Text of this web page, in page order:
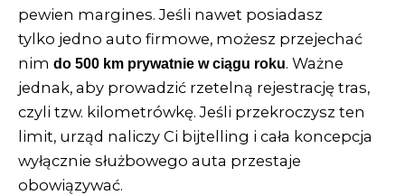
pewien margines. Jeśli nawet posiadasz
tylko jedno auto firmowe, możesz przejechać
nim do 500 km prywatnie w ciągu roku. Ważne
jednak, aby prowadzić rzetelną rejestrację tras,
czyli tzw. kilometrówkę. Jeśli przekroczysz ten
limit, urząd naliczy Ci bijtelling i cała koncepcja
wyłącznie służbowego auta przestaje
obowiązywać.